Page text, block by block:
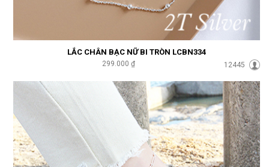
LẮC CHÂN BẠC NỮ BI TRÒN LCBN334
299.000 ₫ 12445